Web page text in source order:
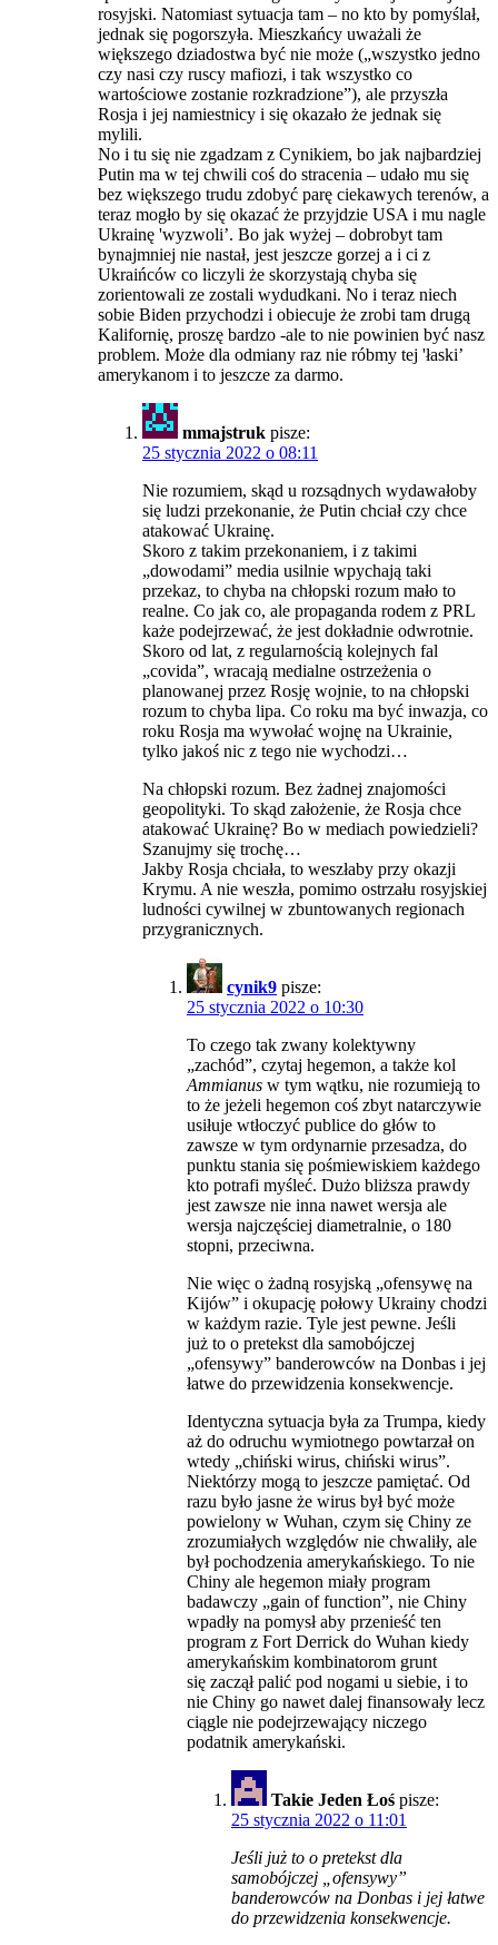
rosyjski. Natomiast sytuacja tam – no kto by pomyślał,
jednak się pogorszyła. Mieszkańcy uważali że
większego dziadostwa być nie może („wszystko jedno
czy nasi czy ruscy mafiozi, i tak wszystko co
wartościowe zostanie rozkradzione”), ale przyszła
Rosja i jej namiestnicy i się okazało że jednak się
mylili.
No i tu się nie zgadzam z Cynikiem, bo jak najbardziej
Putin ma w tej chwili coś do stracenia – udało mu się
bez większego trudu zdobyć parę ciekawych terenów, a
teraz mogło by się okazać że przyjdzie USA i mu nagle
Ukrainę 'wyzwoli’. Bo jak wyżej – dobrobyt tam
bynajmniej nie nastał, jest jeszcze gorzej a i ci z
Ukraińców co liczyli że skorzystają chyba się
zorientowali ze zostali wydudkani. No i teraz niech
sobie Biden przychodzi i obiecuje że zrobi tam drugą
Kalifornię, proszę bardzo -ale to nie powinien być nasz
problem. Może dla odmiany raz nie róbmy tej 'łaski’
amerykanom i to jeszcze za darmo.
mmajstruk pisze:
25 stycznia 2022 o 08:11
Nie rozumiem, skąd u rozsądnych wydawałoby
się ludzi przekonanie, że Putin chciał czy chce
atakować Ukrainę.
Skoro z takim przekonaniem, i z takimi
„dowodami” media usilnie wpychają taki
przekaz, to chyba na chłopski rozum mało to
realne. Co jak co, ale propaganda rodem z PRL
każe podejrzewać, że jest dokładnie odwrotnie.
Skoro od lat, z regularnością kolejnych fal
„covida”, wracają medialne ostrzeżenia o
planowanej przez Rosję wojnie, to na chłopski
rozum to chyba lipa. Co roku ma być inwazja, co
roku Rosja ma wywołać wojnę na Ukrainie,
tylko jakoś nic z tego nie wychodzi…
Na chłopski rozum. Bez żadnej znajomości
geopolityki. To skąd założenie, że Rosja chce
atakować Ukrainę? Bo w mediach powiedzieli?
Szanujmy się trochę…
Jakby Rosja chciała, to weszłaby przy okazji
Krymu. A nie weszła, pomimo ostrzału rosyjskiej
ludności cywilnej w zbuntowanych regionach
przygranicznych.
cynik9 pisze:
25 stycznia 2022 o 10:30
To czego tak zwany kolektywny
„zachód”, czytaj hegemon, a także kol
Ammianus w tym wątku, nie rozumieją to
to że jeżeli hegemon coś zbyt natarczywie
usiłuje wtłoczyć publice do głów to
zawsze w tym ordynarnie przesadza, do
punktu stania się pośmiewiskiem każdego
kto potrafi myśleć. Dużo bliższa prawdy
jest zawsze nie inna nawet wersja ale
wersja najczęściej diametralnie, o 180
stopni, przeciwna.
Nie więc o żadną rosyjską „ofensywę na
Kijów” i okupację połowy Ukrainy chodzi
w każdym razie. Tyle jest pewne. Jeśli
już to o pretekst dla samobójczej
„ofensywy” banderowców na Donbas i jej
łatwe do przewidzenia konsekwencje.
Identyczna sytuacja była za Trumpa, kiedy
aż do odruchu wymiotnego powtarzał on
wtedy „chiński wirus, chiński wirus”.
Niektórzy mogą to jeszcze pamiętać. Od
razu było jasne że wirus był być może
powielony w Wuhan, czym się Chiny ze
zrozumiałych względów nie chwaliły, ale
był pochodzenia amerykańskiego. To nie
Chiny ale hegemon miały program
badawczy „gain of function”, nie Chiny
wpadły na pomysł aby przenieść ten
program z Fort Derrick do Wuhan kiedy
amerykańskim kombinatorom grunt
się zaczął palić pod nogami u siebie, i to
nie Chiny go nawet dalej finansowały lecz
ciągle nie podejrzewający niczego
podatnik amerykański.
Takie Jeden Łoś pisze:
25 stycznia 2022 o 11:01
Jeśli już to o pretekst dla
samobójczej „ofensywy”
banderowców na Donbas i jej łatwe
do przewidzenia konsekwencje.